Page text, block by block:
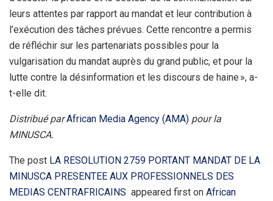
leurs attentes par rapport au mandat et leur contribution à
l’exécution des tâches prévues. Cette rencontre a permis
de réfléchir sur les partenariats possibles pour la
vulgarisation du mandat auprès du grand public, et pour la
lutte contre la désinformation et les discours de haine », a-
t-elle dit.
Distribué parAfrican Media Agency (AMA) pour la
MINUSCA.
The post LA RESOLUTION 2759 PORTANT MANDAT DE LA
MINUSCA PRESENTEE AUX PROFESSIONNELS DES
MEDIAS CENTRAFRICAINS appeared first on African